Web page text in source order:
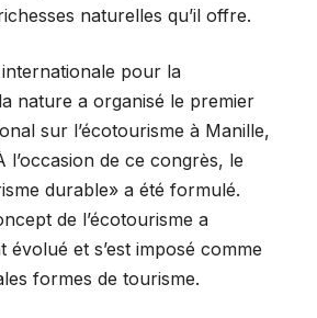
naturelles qu’il offre.
internationale pour la
nature a organisé le premier
sur l’écotourisme à Manille,
l’occasion de ce congrès, le
durable» a été formulé.
de l’écotourisme a
évolué et s’est imposé comme
formes de tourisme.